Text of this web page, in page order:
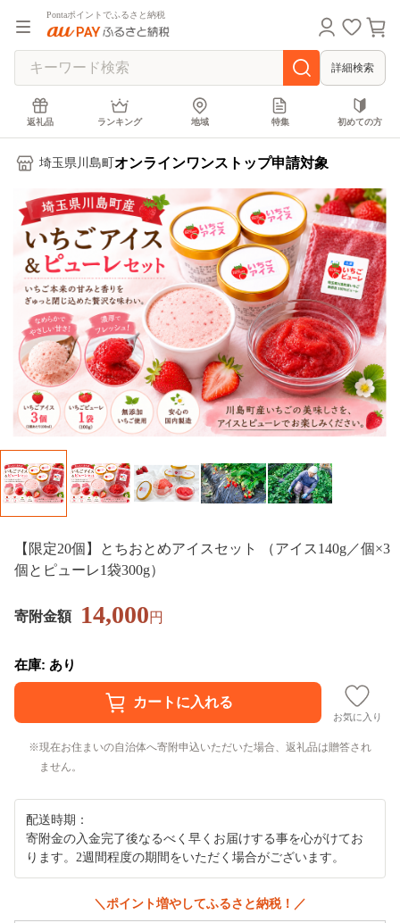
Pontaポイントでふるさと納税
詳細検索
返礼品 ランキング 地域 特集 初めての方
埼玉県川島町 オンラインワンストップ申請対象
【限定20個】とちおとめアイスセット （アイス140g／個×3
個とピューレ1袋300g）
寄附金額 14,000円
在庫: あり
お気に入り
現在お住まいの自治体へ寄附申込いただいた場合、返礼品は贈答され
ません。
配送時期：
寄附金の入金完了後なるべく早くお届けする事を心がけてお
ります。2週間程度の期間をいただく場合がございます。
＼ポイント増やしてふるさと納税！／